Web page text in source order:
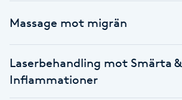
Hyaluronsyra
Hypnos
Massage mot migrän
Laserbehandling mot Smärta &
Inflammationer